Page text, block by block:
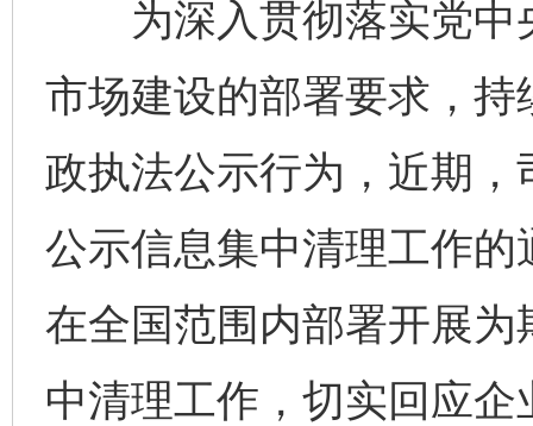
为深入贯彻落实党中
市场建设的部署要求，
政执法公示行为，近期
公示信息集中清理工作
在全国范围内部署开展
中清理工作，切实回应